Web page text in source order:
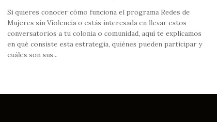
Si quieres conocer cómo funciona el programa Redes de
Mujeres sin Violencia o estás interesada en llevar estos
conversatorios a tu colonia o comunidad, aquí te explicamos
en qué consiste esta estrategia, quiénes pueden participar y
cuáles son sus...